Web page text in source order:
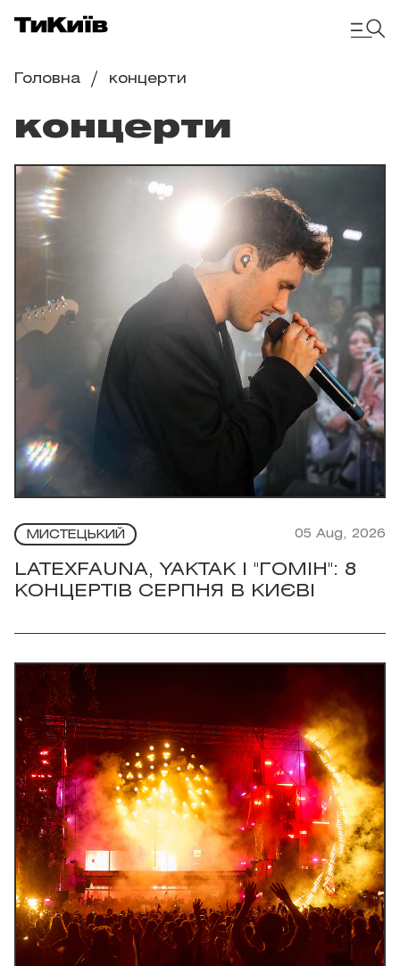
Головна концерти
концерти
МИСТЕЦЬКИЙ 05 Aug, 2026
LATEXFAUNA, YAKTAK І "ГОМІН": 8
КОНЦЕРТІВ СЕРПНЯ В КИЄВІ